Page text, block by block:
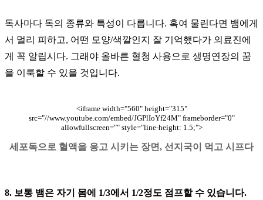
독사마다 독의 종류와 특성이 다릅니다. 혹여 물린다면 뱀에게
서 멀리 피하고, 어떤 모양/색깔인지 잘 기억했다가 의료진에
게 꼭 알립시다. 그래야 올바른 혈청 사용으로 생명연장의 꿈
을 이룩할 수 있을 것입니다.
<iframe width="560" height="315"
src="//www.youtube.com/embed/JGPlIoYf24M" frameborder="0"
allowfullscreen="" style="line-height: 1.5;">
세포독으로 혈액을 응고 시키는 장면, 선지국이 먹고 시프다
8. 보통 뱀은 자기 몸에 1/3에서 1/2정도 점프할 수 있습니다.